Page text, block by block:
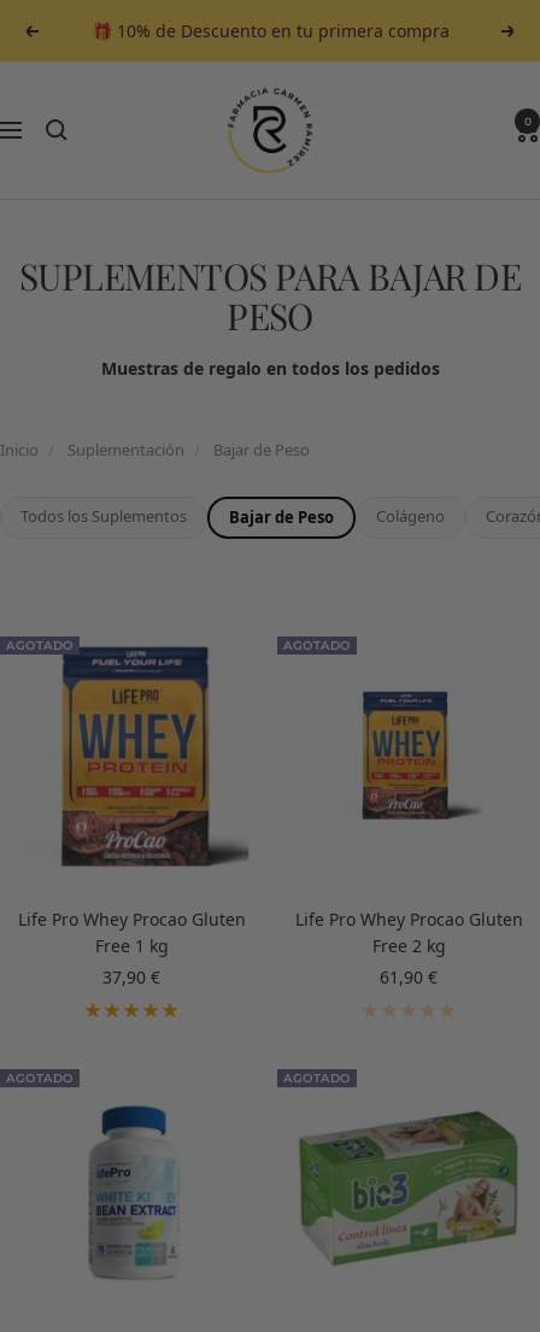
contenido
Anterior 🎁 10% de Descuento en tu primera compra
Navegación
Farmacia
Carmen
Ramirez
0
SUPLEMENTOS PARA BAJAR DE
PESO
Muestras de regalo en todos los pedidos
Inicio Suplementación Bajar de Peso
Todos los Suplementos Bajar de Peso Colágeno
AGOTADO
Life Pro Whey Procao Gluten
Free 1 kg
Precio
de
37,90 €
AGOTADO
Life Pro Whey Procao Gluten
Free 2 kg
Precio
de
61,90 €
AGOTADO AGOTADO